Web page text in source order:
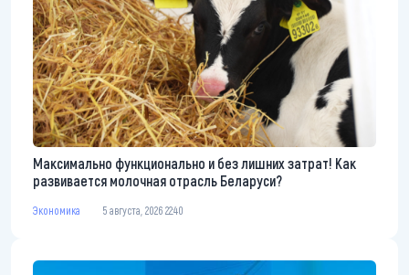
Максимально функционально и без лишних затрат! Как
развивается молочная отрасль Беларуси?
Экономика 5 августа, 2026 22:40